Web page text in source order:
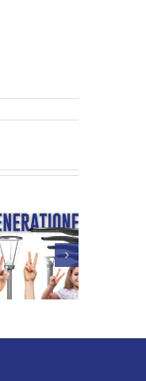
Zhaga-D4i
certificerede:
Prisma Light
Elton og Ellie